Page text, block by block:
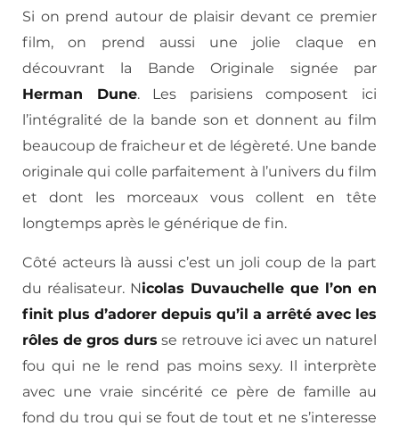
Si on prend autour de plaisir devant ce premier
film, on prend aussi une jolie claque en
découvrant la Bande Originale signée par
Herman Dune. Les parisiens composent ici
l’intégralité de la bande son et donnent au film
beaucoup de fraicheur et de légèreté. Une bande
originale qui colle parfaitement à l’univers du film
et dont les morceaux vous collent en tête
longtemps après le générique de fin.
Côté acteurs là aussi c’est un joli coup de la part
du réalisateur. Nicolas Duvauchelle que l’on en
finit plus d’adorer depuis qu’il a arrêté avec les
rôles de gros durs se retrouve ici avec un naturel
fou qui ne le rend pas moins sexy. Il interprète
avec une vraie sincérité ce père de famille au
fond du trou qui se fout de tout et ne s’interesse